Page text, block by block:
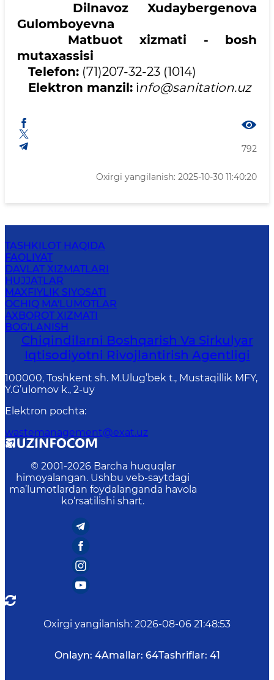
Dilnavoz Xudaybergenova
Gulomboyevna
Matbuot xizmati - bosh
mutaxassisi
Telefon: (71)207-32-23 (1014)
Elektron manzil: info@sanitation.uz
792
Oxirgi yangilanish: 2025-10-30 11:40:20
TASHKILOT HAQIDA
FAOLIYAT
DAVLAT XIZMATLARI
HUJJATLAR
MAXFIYLIK SIYOSATI
OCHIQ MA'LUMOTLAR
AXBOROT XIZMATI
BOG‘LANISH
Chiqindilarni Boshqarish Va Sirkulyar
Iqtisodiyotni Rivojlantirish Agentligi
100000, Toshkent sh. M.Ulug’bek t., Mustaqillik MFY,
Y.G’ulomov k., 2-uy
Elektron pochta:
wastemanagement@exat.uz
© 2001-2026 Barcha huquqlar
himoyalangan. Ushbu veb-saytdagi
ma’lumotlardan foydalanganda havola
ko‘rsatilishi shart.
Oxirgi yangilanish: 2026-08-06 21:48:53
Onlayn: 4Amallar: 64Tashriflar: 41